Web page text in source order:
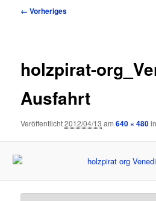
Bilder-
← Vorheriges
holzpirat-
Ausfahrt
Veröffentlicht2012/04/13 am640 × 480